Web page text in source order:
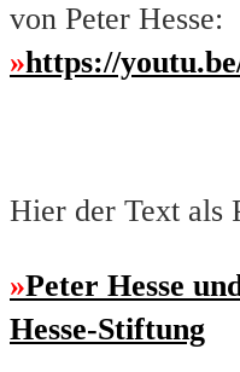
von Peter Hesse:
https://
Hier der Text als
Peter Hesse
Hesse-Stiftung